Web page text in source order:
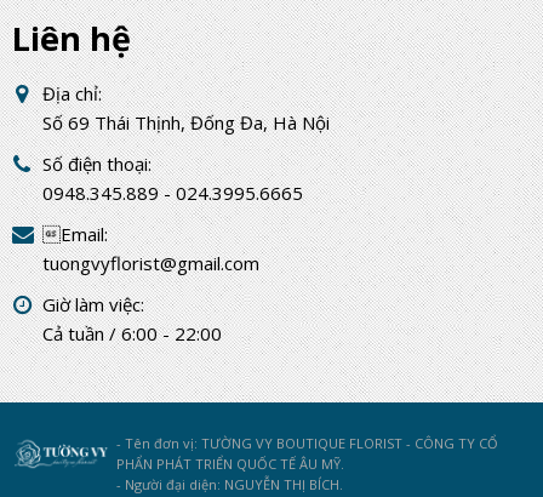
Liên hệ
Địa chỉ:
Số 69 Thái Thịnh, Đống Đa, Hà Nội
Số điện thoại:
0948.345.889 - 024.3995.6665
Email:
tuongvyflorist@gmail.com
Giờ làm việc:
Cả tuần / 6:00 - 22:00
- Tên đơn vị: TƯỜNG VY BOUTIQUE FLORIST - CÔNG TY CỔ
PHẨN PHÁT TRIỂN QUỐC TẾ ÂU MỸ.
- Người đại diện: NGUYỄN THỊ BÍCH.